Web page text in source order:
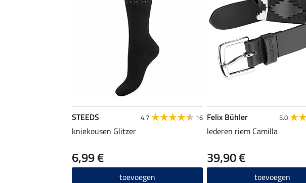
STEEDS 4.7 16
kniekousen Glitzer
6,99 €
toevoegen
Felix Bühler 5.0
lederen riem Camilla
39,90 €
toevoegen